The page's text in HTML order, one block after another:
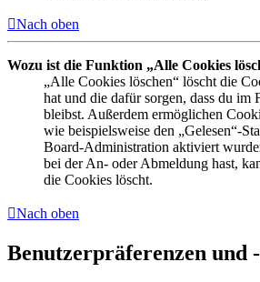
Nach oben
Wozu ist die Funktion „Alle Cookies
„Alle Cookies löschen“ löscht die
hat und die dafür sorgen, dass du im
bleibst. Außerdem ermöglichen
wie beispielsweise den „Gelesen“-
Board-Administration aktiviert
bei der An- oder Abmeldung hast,
die Cookies löscht.
Nach oben
Benutzerpräferenzen und